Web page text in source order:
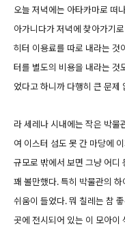
오늘 저녁에는 아타카마로 떠
아가니다가 저녁에 찾아가기
히터 이용료를 따로 내라는 것
터를 별도의 비용을 내라는 것
었다고 하니까 다행히 큰 문제
라 세레나 시내에는 작은 박물
여 이스터 섬도 못 간 마당에
규모로 밖에서 보면 그냥 어디
꽤 볼만했다. 특히 박물관의
쉬움이 들었다. 뭐 칠레는 참
곳에 전시되어 있는 이 모아이